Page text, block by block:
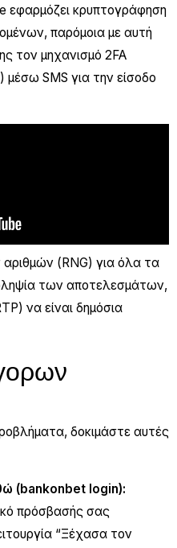
εφαρμόζει κρυπτογράφηση
παρόμοια με αυτή
τον μηχανισμό 2FA
SMS για την είσοδο
(RNG) για όλα τα
των αποτελεσμάτων,
να είναι δημόσια
δοκιμάστε αυτές
(bankonbet login):
πρόσβασής σας
“Ξέχασα τον